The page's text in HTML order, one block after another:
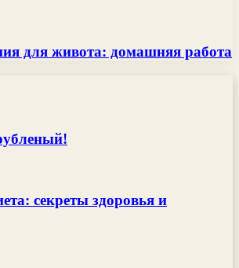
для живота: домашняя работа
секреты здоровья и